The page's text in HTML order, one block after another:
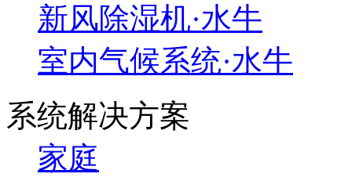
新风除湿机·水牛
室内气候系统·水牛
系统解决方案
家庭